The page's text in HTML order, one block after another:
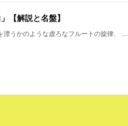
【解説と名盤】
漂うかのような虚ろなフルートの旋律、 ...